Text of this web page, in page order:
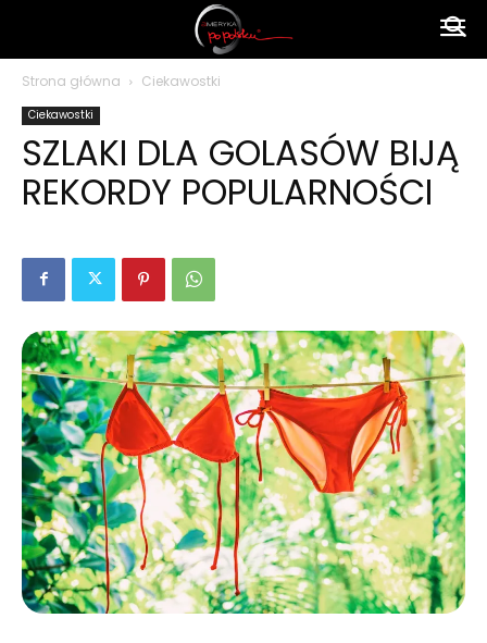
Strona główna Ciekawostki
Ciekawostki
SZLAKI DLA GOLASÓW BIJĄ
REKORDY POPULARNOŚCI